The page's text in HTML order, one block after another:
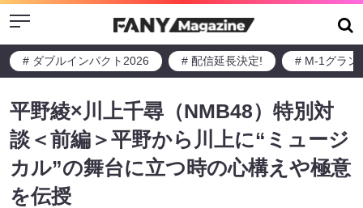
Menu
# ダブルインパクト2026 # 配信延長決定! # M-1グラン
平野綾×川上千尋（NMB48）特別対
談＜前編＞平野から川上に“ミュージ
カル”の舞台に立つ時の心構えや極意
を伝授